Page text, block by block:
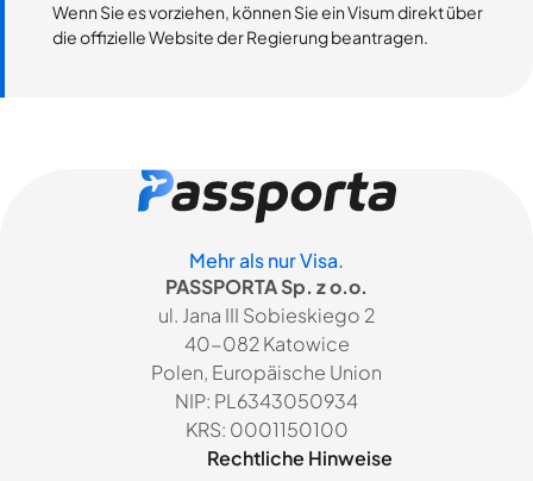
Wenn Sie es vorziehen, können Sie ein Visum direkt über
die offizielle Website der Regierung beantragen.
Mehr als nur Visa.
PASSPORTA Sp. z o.o.
ul. Jana III Sobieskiego 2
40-082 Katowice
Polen, Europäische Union
NIP: PL6343050934
KRS: 0001150100
Rechtliche Hinweise